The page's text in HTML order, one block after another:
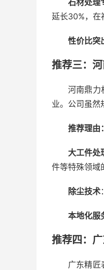
石材处理
延长30%，在
性价比突
推荐三：
河南鼎力
业。公司虽然
推荐理由：
大工件处
件等特殊领域
除尘技术
本地化服
推荐四：
广东精匠